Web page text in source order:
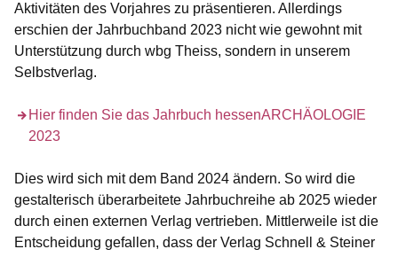
Aktivitäten des Vorjahres zu präsentieren. Allerdings
erschien der Jahrbuchband 2023 nicht wie gewohnt mit
Unterstützung durch wbg Theiss, sondern in unserem
Selbstverlag.
Hier finden Sie das Jahrbuch hessenARCHÄOLOGIE
2023
Öffnet sich in einem neuen Fenster
Dies wird sich mit dem Band 2024 ändern. So wird die
gestalterisch überarbeitete Jahrbuchreihe ab 2025 wieder
durch einen externen Verlag vertrieben. Mittlerweile ist die
Entscheidung gefallen, dass der Verlag Schnell & Steiner